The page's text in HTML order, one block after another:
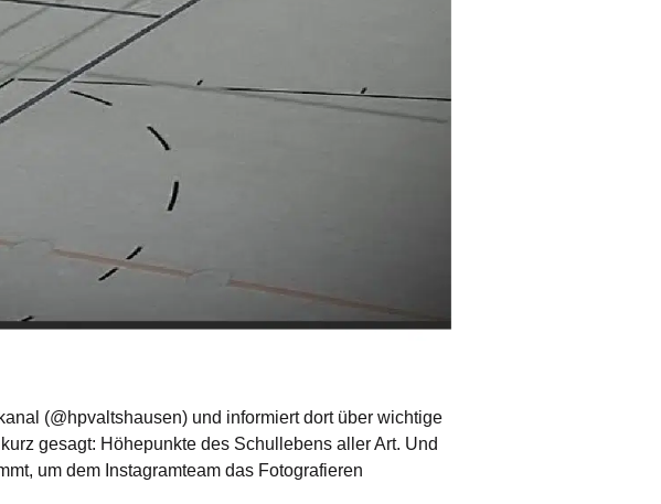
(@hpvaltshausen) und informiert dort über wichtige
gesagt: Höhepunkte des Schullebens aller Art. Und
um dem Instagramteam das Fotografieren